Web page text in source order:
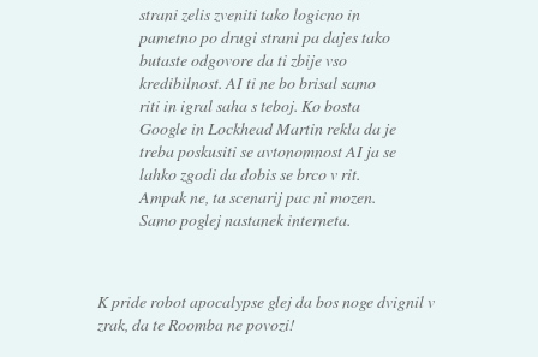
strani zelis zveniti tako logicno in
pametno po drugi strani pa dajes tako
butaste odgovore da ti zbije vso
kredibilnost. AI ti ne bo brisal samo
riti in igral saha s teboj. Ko bosta
Google in Lockhead Martin rekla da je
treba poskusiti se avtonomnost AI ja se
lahko zgodi da dobis se brco v rit.
Ampak ne, ta scenarij pac ni mozen.
Samo poglej nastanek interneta.
K pride robot apocalypse glej da bos noge dvignil v
zrak, da te Roomba ne povozi!